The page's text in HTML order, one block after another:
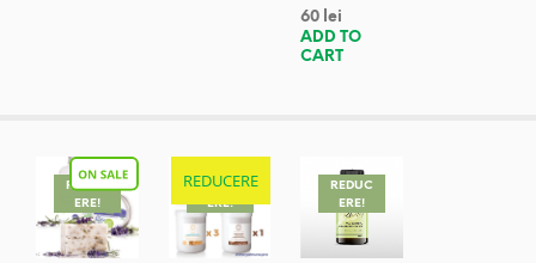
60 lei
ADD TO
CART
REDUC
ERE!
REDUCERE
REDUC
ERE!
REDUC
ERE!